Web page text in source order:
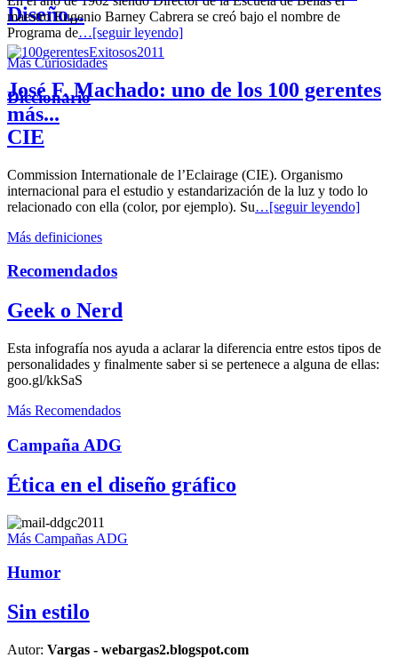
Diseño...
José F. Machado: uno de los 100 gerentes
más...
maestro Eugenio Barney Cabrera se creó bajo el nombre de
Programa de…[seguir leyendo]
Más Curiosidades
Diccionario
CIE
Commission Internationale de l’Eclairage (CIE). Organismo
internacional para el estudio y estandarización de la luz y todo lo
relacionado con ella (color, por ejemplo). Su…[seguir leyendo]
Más definiciones
Recomendados
Geek o Nerd
Esta infografía nos ayuda a aclarar la diferencia entre estos tipos de
personalidades y finalmente saber si se pertenece a alguna de ellas:
goo.gl/kkSaS
Más Recomendados
Campaña ADG
Ética en el diseño gráfico
Más Campañas ADG
Humor
Sin estilo
Autor: Vargas - webargas2.blogspot.com